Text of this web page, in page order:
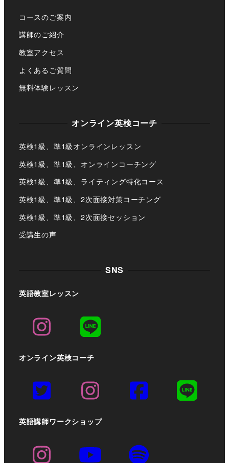
コースのご案内
講師のご紹介
教室アクセス
よくあるご質問
無料体験レッスン
オンライン英検コーチ
英検1級、準1級オンラインレッスン
英検1級、準1級、オンラインコーチング
英検1級、準1級、ライティング特化コース
英検1級、準1級、2次面接対策コーチング
英検1級、準1級、2次面接セッション
受講生の声
SNS
英語教室レッスン
オンライン英検コーチ
英語講師ワークショップ